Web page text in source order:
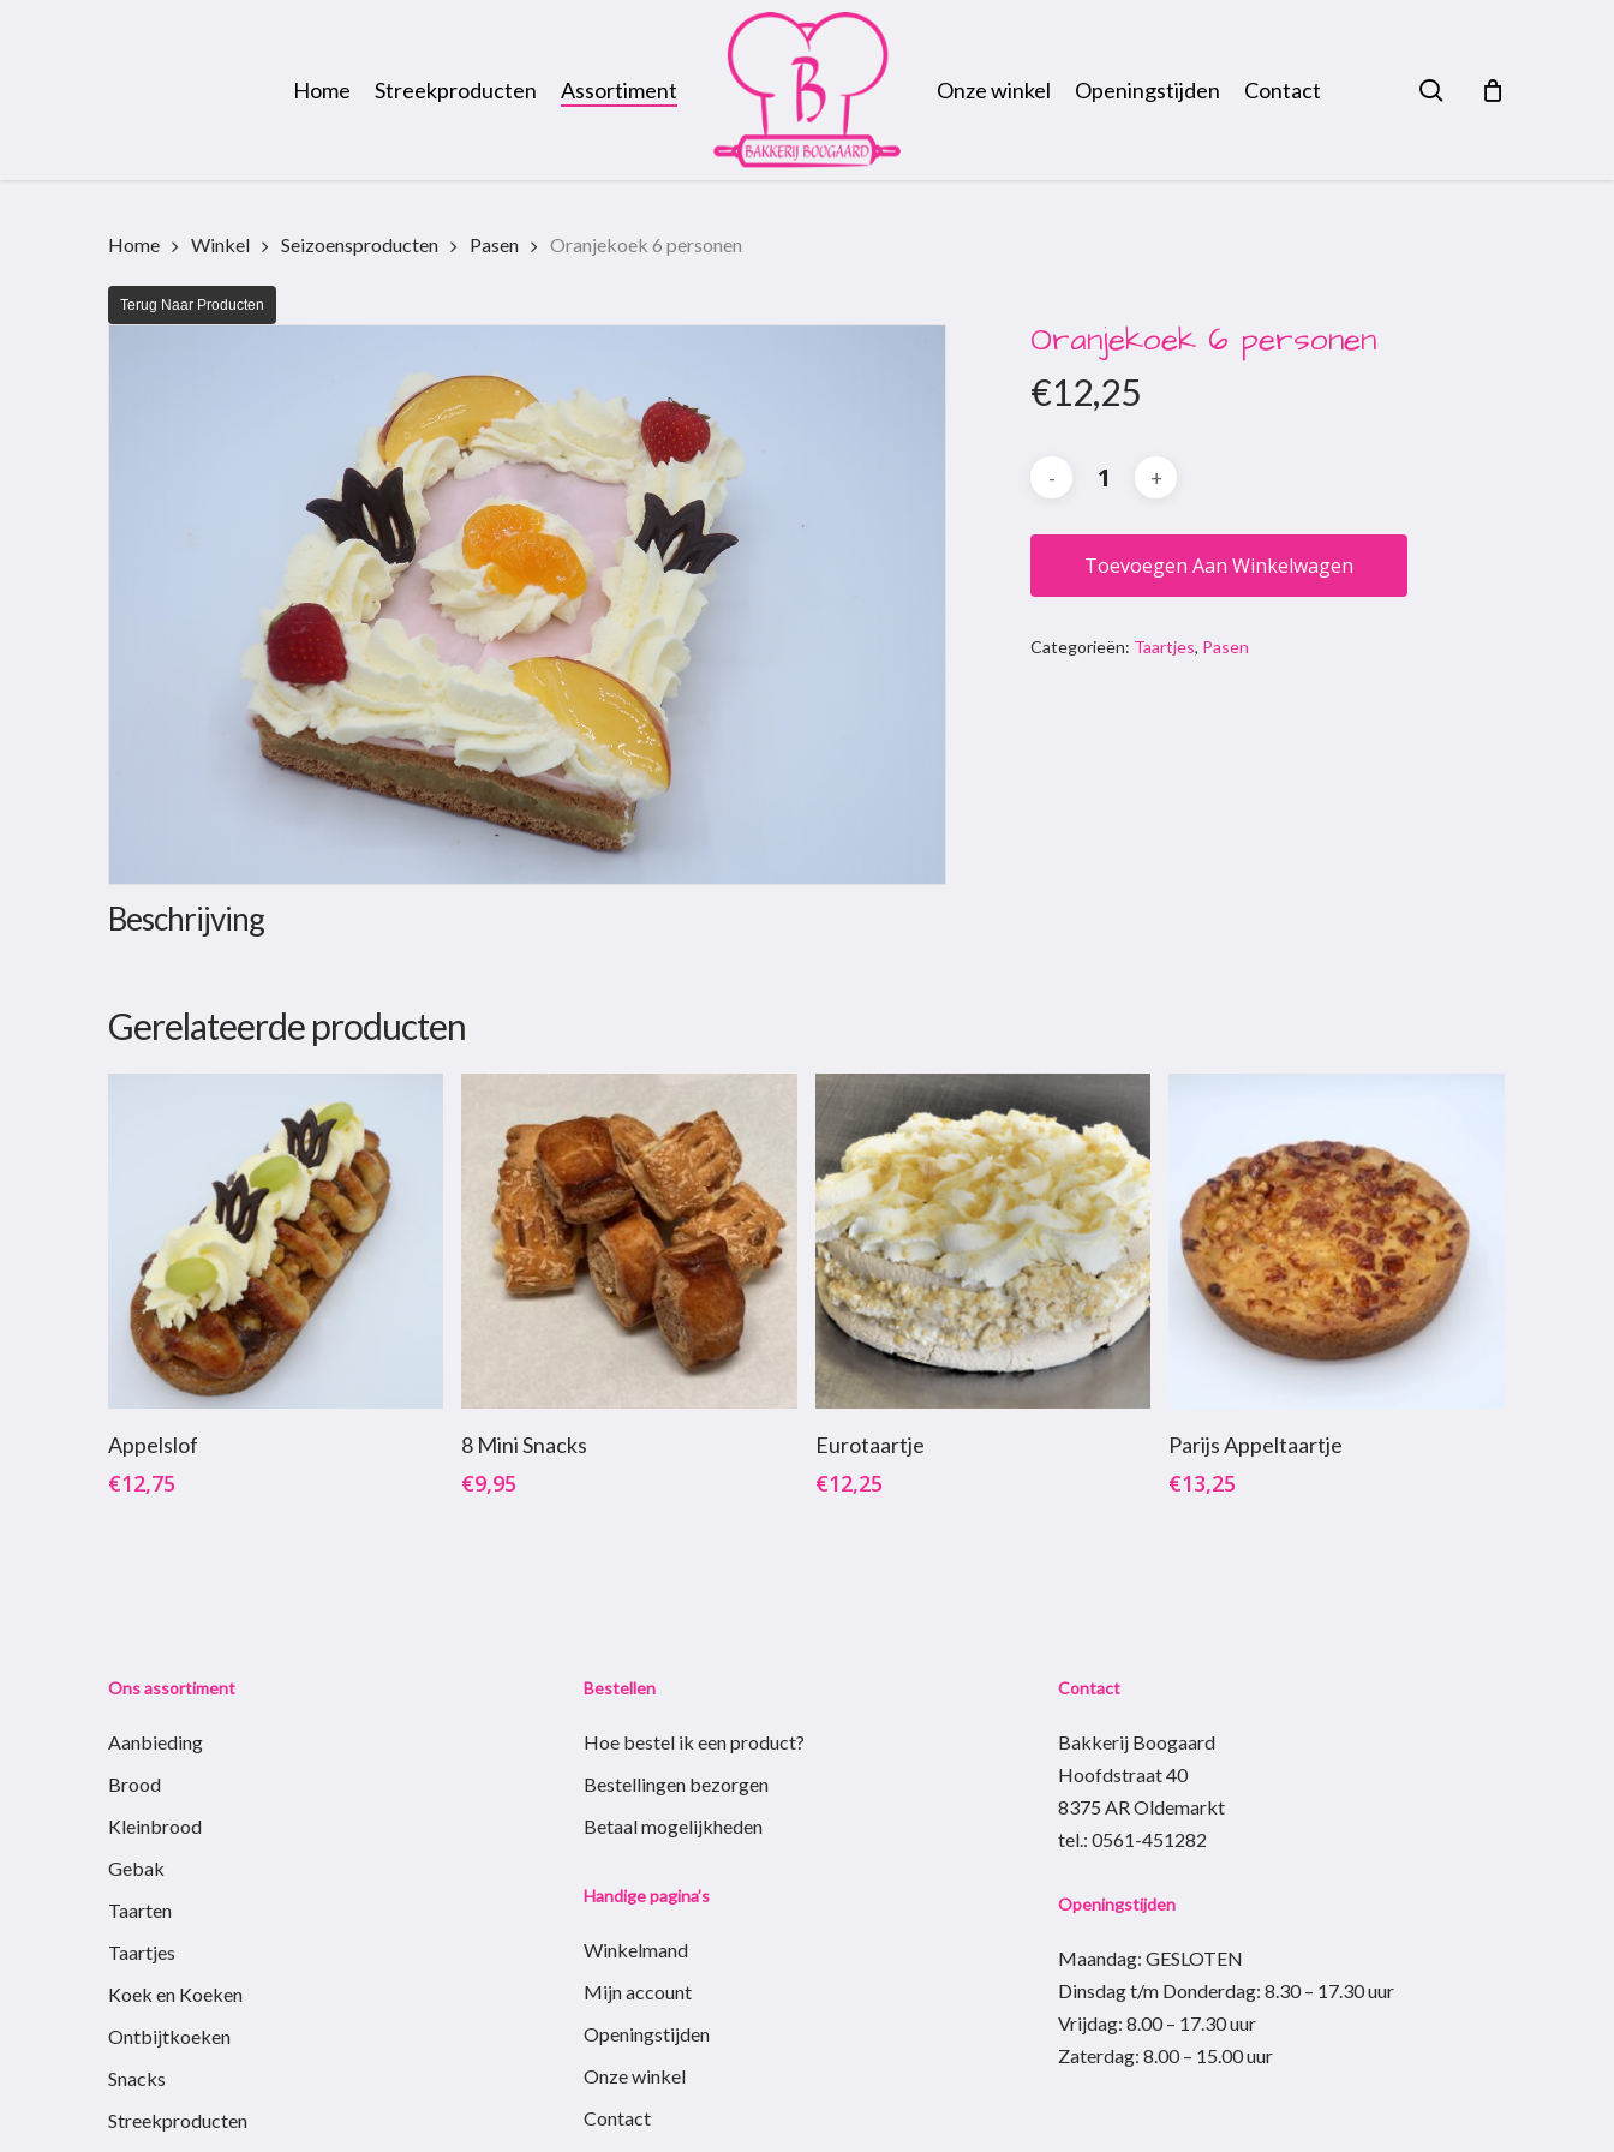
Hit enter to search or ESC to close
Home Streekproducten Assortiment Onze winkel Openingstijden Contact search
Home Winkel Seizoensproducten Pasen Oranjekoek 6 personen
Terug Naar Producten
Oranjekoek 6 personen
€12,25
Toevoegen Aan Winkelwagen
Categorieën: Taartjes, Pasen
Beschrijving
Gerelateerde producten
Appelslof
€12,75
8 Mini Snacks
€9,95
Eurotaartje
€12,25
Parijs Appeltaartje
€13,25
Ons assortiment
Aanbieding
Brood
Kleinbrood
Gebak
Taarten
Taartjes
Koek en Koeken
Ontbijtkoeken
Snacks
Streekproducten
Bestellen
Hoe bestel ik een product?
Bestellingen bezorgen
Betaal mogelijkheden
Handige pagina’s
Winkelmand
Mijn account
Openingstijden
Onze winkel
Contact
Contact
Bakkerij Boogaard
Hoofdstraat 40
8375 AR Oldemarkt
tel.: 0561-451282
Openingstijden
Maandag: GESLOTEN
Dinsdag t/m Donderdag:8.30 – 17.30uur
Vrijdag:8.00 – 17.30uur
Zaterdag:8.00 – 15.00uur